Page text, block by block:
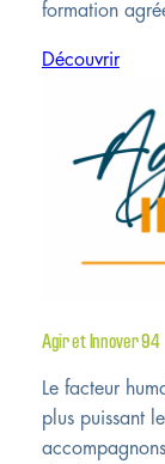
formation
Découvrir
Agir et Innover 94
Le facteur
plus puissant